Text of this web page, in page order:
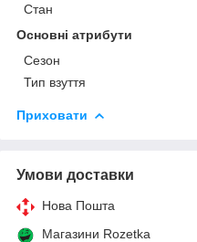
Стан
Основні атрибути
Сезон
Тип взуття
Приховати
Умови доставки
Нова Пошта
Магазини Rozetka